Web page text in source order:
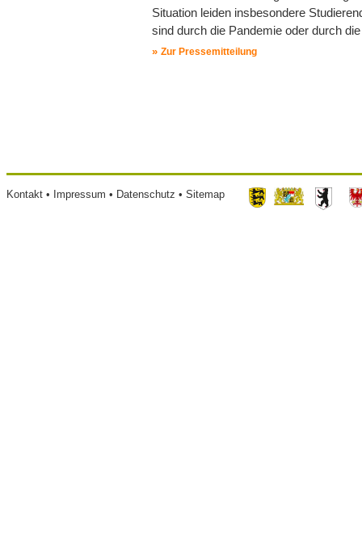
Situation leiden insbesondere
sind durch die Pandemie oder durch
Zur Pressemitteilung
Footer
Kontakt Impressum Datenschutz Sitemap